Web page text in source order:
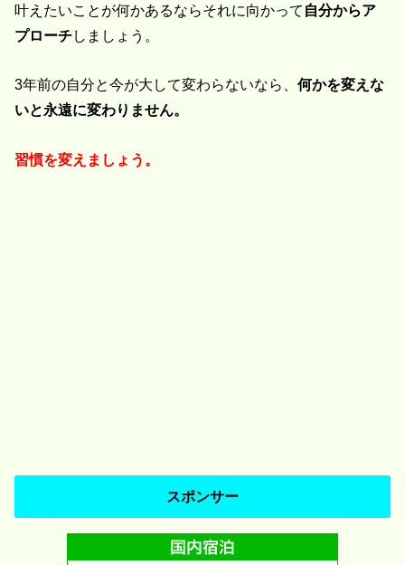
叶えたいことが何かあるならそれに向かって 自分からア
プローチしましょう。
3年前の自分と今が大して変わらないなら、何かを変えな
いと永遠に変わりません。
習慣を変えましょう。
スポンサー